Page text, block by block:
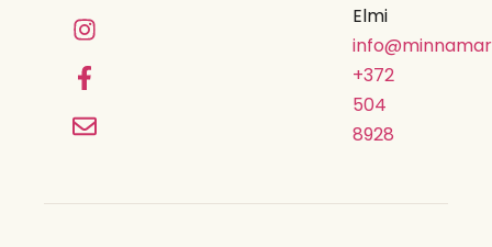
Elmi
+372
504
8928